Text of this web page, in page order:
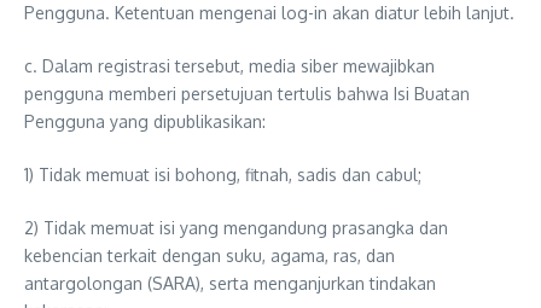
Pengguna. Ketentuan mengenai log-in akan diatur lebih lanjut.
c. Dalam registrasi tersebut, media siber mewajibkan
pengguna memberi persetujuan tertulis bahwa Isi Buatan
Pengguna yang dipublikasikan:
1) Tidak memuat isi bohong, fitnah, sadis dan cabul;
2) Tidak memuat isi yang mengandung prasangka dan
kebencian terkait dengan suku, agama, ras, dan
antargolongan (SARA), serta menganjurkan tindakan